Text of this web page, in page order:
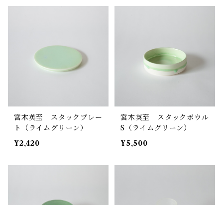
宮木英至 スタックプレー
ト（ライムグリーン）
¥2,420
宮木英至 スタックボウル
S（ライムグリーン）
¥5,500